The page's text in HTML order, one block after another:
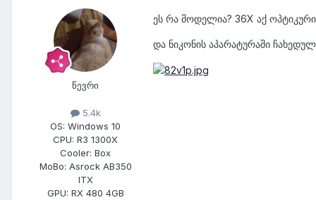
წევრი
5.4k
OS: Windows 10
CPU: R3 1300X
Cooler: Box
MoBo: Asrock AB350
ITX
GPU: RX 480 4GB
ეს რა მოდელია? 36X აქ
და ნიკონის აპარატურაში